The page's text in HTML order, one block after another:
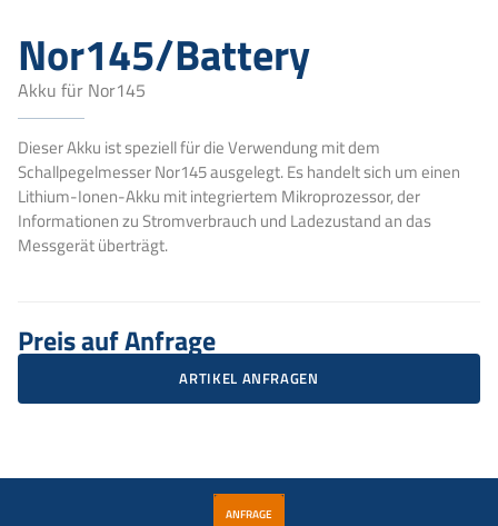
Nor145/Battery
Akku für Nor145
Dieser Akku ist speziell für die Verwendung mit dem
Schallpegelmesser Nor145 ausgelegt. Es handelt sich um einen
Lithium-Ionen-Akku mit integriertem Mikroprozessor, der
Informationen zu Stromverbrauch und Ladezustand an das
Messgerät überträgt.
Preis auf Anfrage
ARTIKEL ANFRAGEN
ANFRAGE